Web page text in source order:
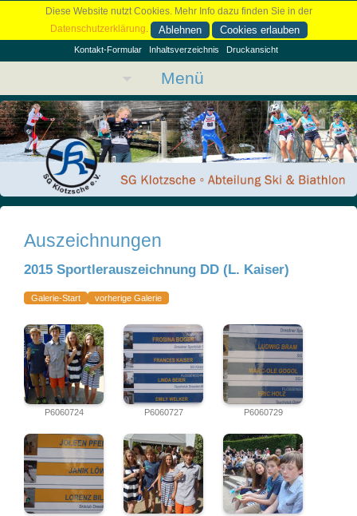
Diese Website nutzt Cookies. Mehr Info dazu finden Sie in der
Datenschutzerklärung. Ablehnen Cookies erlauben
Kontakt-Formular Inhaltsverzeichnis Druckansicht
Menü
Auszeichnungen
2015 Sportlerauszeichnung DD (L. Kaiser)
Galerie-Start vorherige Galerie
P6060724 P6060727 P6060729